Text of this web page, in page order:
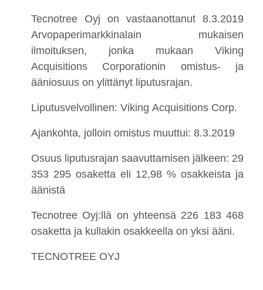
Tecnotree Oyj on vastaanottanut 8.3.2019
Arvopaperimarkkinalain mukaisen
ilmoituksen, jonka mukaan Viking
Acquisitions Corporationin omistus- ja
ääniosuus on ylittänyt liputusrajan.
Liputusvelvollinen: Viking Acquisitions Corp.
Ajankohta, jolloin omistus muuttui: 8.3.2019
Osuus liputusrajan saavuttamisen jälkeen: 29
353 295 osaketta eli 12,98 % osakkeista ja
äänistä
Tecnotree Oyj:llä on yhteensä 226 183 468
osaketta ja kullakin osakkeella on yksi ääni.
TECNOTREE OYJ